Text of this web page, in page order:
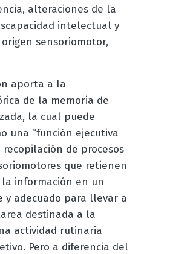
alteraciones de la
intelectual y
sensoriomotor,
aporta a la
de la memoria de
la cual puede
una “función ejecutiva
de procesos
que retienen
información en un
y adecuado para llevar a
destinada a la
actividad rutinaria
Pero a diferencia del